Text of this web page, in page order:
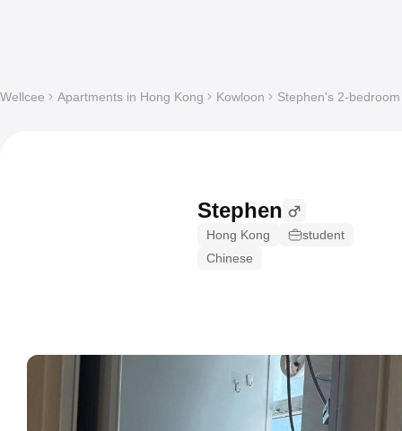
Wellcee Apartments in Hong Kong Kowloon Stephen's 2-
Stephen
Hong Kong
student
Chinese